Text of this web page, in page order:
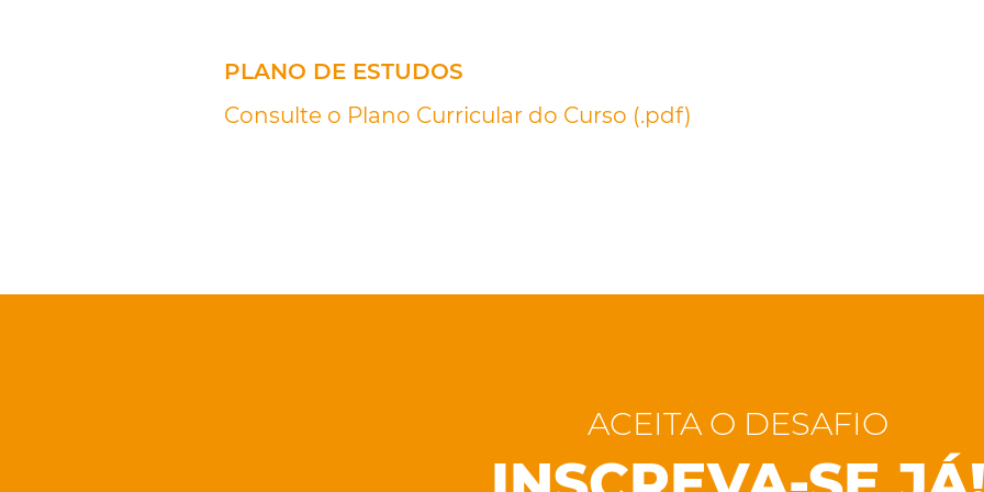
PLANO DE ESTUDOS
Consulte o Plano Curricular do Curso (.pdf)
ACEITA O DESAFIO